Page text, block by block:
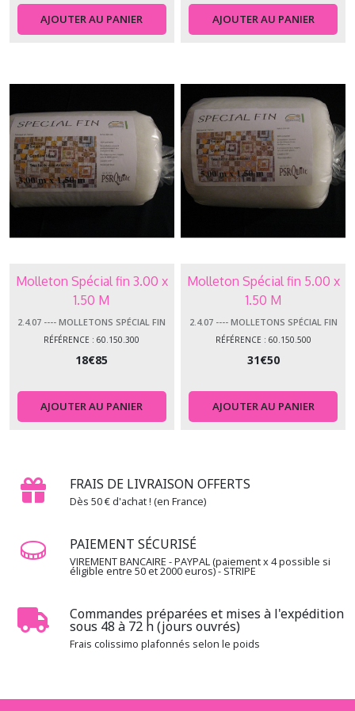
AJOUTER AU PANIER AJOUTER AU PANIER
Molleton Spécial fin 3.00 x
1.50 M
2.4.07 ---- MOLLETONS SPÉCIAL FIN
RÉFÉRENCE : 60.150.300
18€85
AJOUTER AU PANIER
Molleton Spécial fin 5.00 x
1.50 M
2.4.07 ---- MOLLETONS SPÉCIAL FIN
RÉFÉRENCE : 60.150.500
31€50
AJOUTER AU PANIER
FRAIS DE LIVRAISON OFFERTS
Dès 50 € d'achat ! (en France)
PAIEMENT SÉCURISÉ
VIREMENT BANCAIRE - PAYPAL (paiement x 4 possible si
éligible entre 50 et 2000 euros) - STRIPE
Commandes préparées et mises à l'expédition
sous 48 à 72 h (jours ouvrés)
Frais colissimo plafonnés selon le poids
-
-
-
2.4.07
-
-
-
-
Molletons
(4)
2.4.06
-
-
Molletons
Molletons
2.4.09